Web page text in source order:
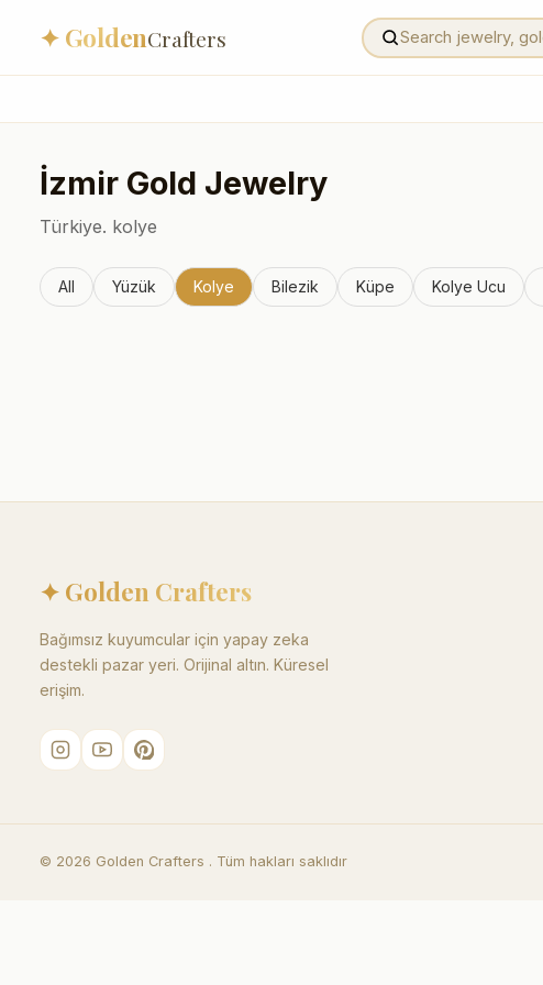
✦ GoldenCrafters
İzmir Gold Jewelry
Türkiye. kolye
All Yüzük Kolye Bilezik Küpe Kolye Ucu
✦ Golden Crafters
Bağımsız kuyumcular için yapay zeka
destekli pazar yeri. Orijinal altın. Küresel
erişim.
© 2026 Golden Crafters . Tüm hakları saklıdır